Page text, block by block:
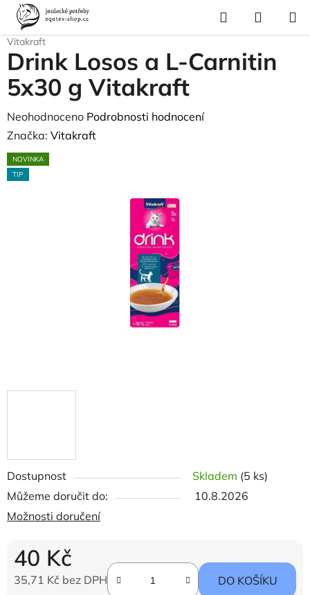
Přejít
obsah
Hledat
KOŠÍK
Domů
Pes a kočka
Vitakraft
Dostupnost Skladem (5 ks)
Můžeme doručit do:
10.8.2026
Možnosti doručení
40 Kč
35,71 Kč bez DPH DO KOŠÍKU
Drink Losos a L-Carnitin
5x30 g Vitakraft
Průměrné
hodnocení
produktu
je
Neohodnoceno Podrobnosti hodnocení
Značka: Vitakraft
NOVINKA
TIP